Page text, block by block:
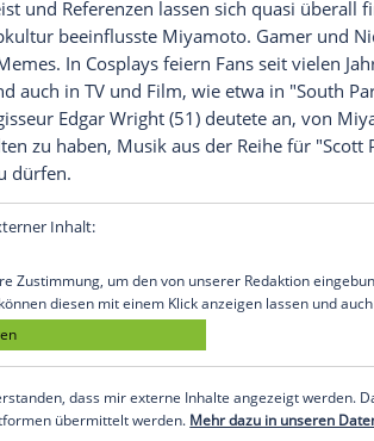
Legenden von Nintendo
ausgereicht hätte, dass Miyamoto
steckt.
die Natur seiner Heimat sowie
im Gespräch mit dem
Als Kind entdeckte er
auch der Eingang einer Höhle,
Freudensprünge
Laterne in der
habe er nie vergessen. Und
was alle Generationen noch heute
durch die märchenhaften Spiele